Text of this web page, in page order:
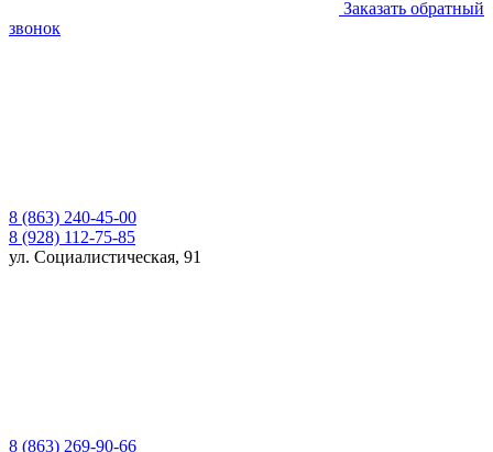
Заказать обратный
звонок
8 (863) 240-45-00
8 (928) 112-75-85
ул. Социалистическая, 91
8 (863) 269-90-66